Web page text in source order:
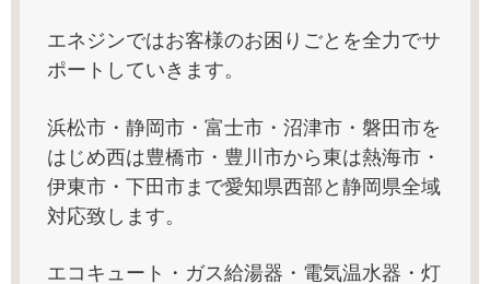
エネジンではお客様のお困りごとを全力でサ
ポートしていきます。
浜松市・静岡市・富士市・沼津市・磐田市を
はじめ西は豊橋市・豊川市から東は熱海市・
伊東市・下田市まで愛知県西部と静岡県全域
対応致します。
エコキュート・ガス給湯器・電気温水器・灯